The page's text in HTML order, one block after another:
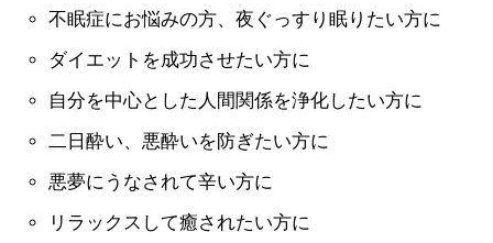
不眠症にお悩みの方、夜ぐっすり眠りたい方に
ダイエットを成功させたい方に
自分を中心とした人間関係を浄化したい方に
二日酔い、悪酔いを防ぎたい方に
悪夢にうなされて辛い方に
リラックスして癒されたい方に